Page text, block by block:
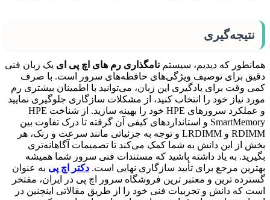
نتیجه‌گیری
همانطور که دیدیم، سیستم نامگذاری رم های اچ پی ای یک زبان فنی
دقیق برای توصیف ویژگی‌های حافظه‌های سرور است. با صرف
کمی وقت برای یادگیری این زبان، می‌توانید با اطمینان بیشتری رم
مورد نیاز خود را انتخاب کنید، از مشکلات سازگاری جلوگیری نمایید
و عملکرد سرورهای HPE خود را بهینه سازید. از شناخت HPE
SmartMemory و استانداردهای کیفی آن گرفته تا درک تفاوت بین
RDIMM و LRDIMM و توجه به جزئیاتی مانند سرعت و رنک، هر
بخش از این دانش به شما کمک می‌کند تا تصمیمات آگاهانه‌تری
بگیرید. به یاد داشته باشید که مستندات فنی سرور شما همیشه
بهترین مرجع برای تأیید سازگاری نهایی است. دکتر اچ پی به عنوان
گسترده‌ ترین و معتبر ترین فروشگاه سرور اچ پی در ایران، مفتخر
است که دانش و تجربیات فنی خود را از طریق مقالاتی اینچنین در